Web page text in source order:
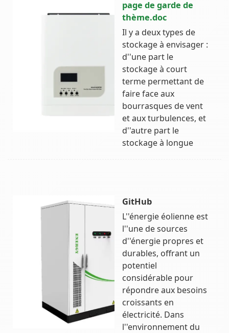
page de garde de
thème.doc
Il y a deux types de
stockage à envisager :
d''une part le
stockage à court
terme permettant de
faire face aux
bourrasques de vent
et aux turbulences, et
d''autre part le
stockage à longue
GitHub
L''énergie éolienne est
l''une de sources
d''énergie propres et
durables, offrant un
potentiel
considérable pour
répondre aux besoins
croissants en
électricité. Dans
l''environnement du